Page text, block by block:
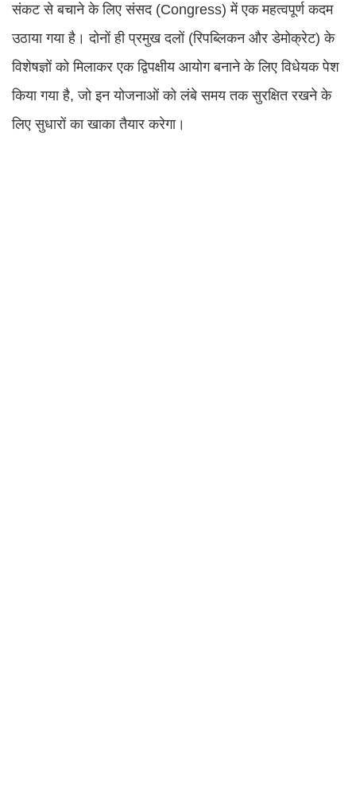
संकट से बचाने के लिए संसद (Congress) में एक महत्वपूर्ण कदम
उठाया गया है। दोनों ही प्रमुख दलों (रिपब्लिकन और डेमोक्रेट) के
विशेषज्ञों को मिलाकर एक द्विपक्षीय आयोग बनाने के लिए विधेयक पेश
किया गया है, जो इन योजनाओं को लंबे समय तक सुरक्षित रखने के
लिए सुधारों का खाका तैयार करेगा।